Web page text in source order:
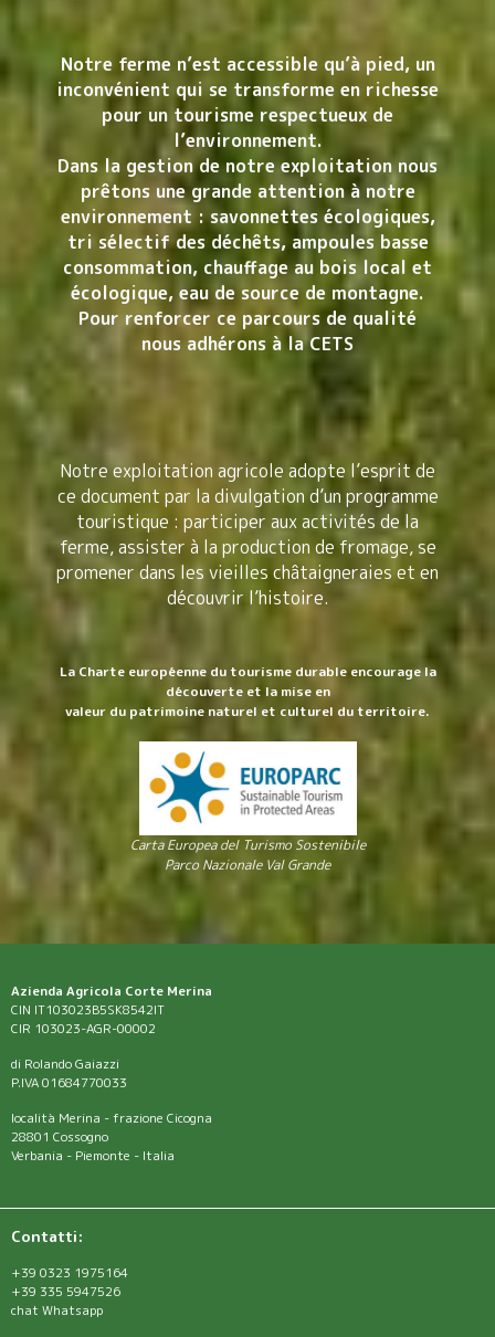
Notre ferme n’est accessible qu’à pied, un
inconvénient qui se transforme en richesse
pour un tourisme respectueux de
l’environnement.
Dans la gestion de notre exploitation nous
prêtons une grande attention à notre
environnement : savonnettes écologiques,
tri sélectif des déchêts, ampoules basse
consommation, chauffage au bois local et
écologique, eau de source de montagne.
Pour renforcer ce parcours de qualité
nous adhérons à la CETS
Notre exploitation agricole adopte l’esprit de
ce document par la divulgation d’un programme
touristique : participer aux activités de la
ferme, assister à la production de fromage, se
promener dans les vieilles châtaigneraies et en
découvrir l’histoire.
La Charte européenne du tourisme durable encourage la
découverte et la mise en
valeur du patrimoine naturel et culturel du territoire.
Carta Europea del Turismo Sostenibile
Parco Nazionale Val Grande
Azienda Agricola Corte Merina
CIN IT103023B5SK8542IT
CIR 103023-AGR-00002
di Rolando Gaiazzi
P.IVA 01684770033
località Merina - frazione Cicogna
28801 Cossogno
Verbania - Piemonte - Italia
Contatti:
+39 0323 1975164
+39 335 5947526
chat Whatsapp